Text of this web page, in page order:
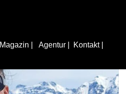
Magazin | Agentur | Kontakt |